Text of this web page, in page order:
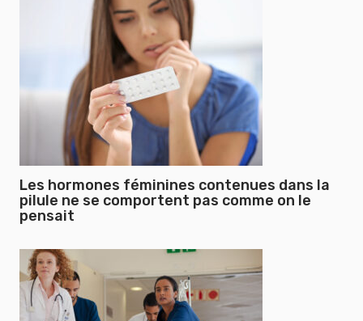
Les hormones féminines contenues dans la
pilule ne se comportent pas comme on le
pensait